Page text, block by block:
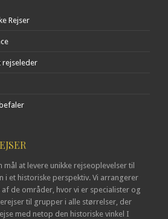
Rejser
rejseleder
mål at levere unikke rejseoplevelser til
i et historiske perspektiv. Vi arrangerer
de områder, hvor vi er specialister og
til grupper i alle størrelser, der
med netop den historiske vinkel I